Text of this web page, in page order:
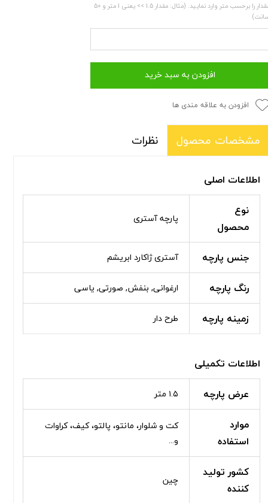
مقدار را برحسب متر وارد نمایید. (مثال: مقدار 1.5 >> یعنی 1 متر و 50
افزودن به سبد خرید
افزودن به علاقه مندی ها
مشخصات محصول نظرات
اطلاعات اصلی
نوع
محصول
پارچه آستری
جنس پارچه آستری ژاکارد ابریشم
رنگ پارچه ارغوانی, بنفش, صورتی, یاسی
زمینه پارچه طرح دار
اطلاعات تکمیلی
عرض پارچه
۱.۵ متر
موارد
استفاده
کت و شلوار، مانتو، پالتو، کیف، کراوات
و...
کشور تولید
کننده
چین